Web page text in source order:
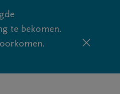
te bekomen.